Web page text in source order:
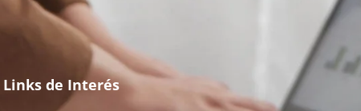
Links de Interés